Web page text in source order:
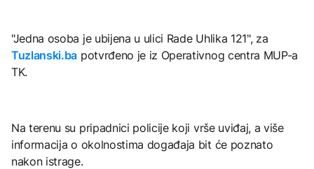
"Jedna osoba je ubijena u ulici Rade Uhlika 121", za
Tuzlanski.ba potvrđeno je iz Operativnog centra MUP-a
TK.
Na terenu su pripadnici policije koji vrše uviđaj, a više
informacija o okolnostima događaja bit će poznato
nakon istrage.